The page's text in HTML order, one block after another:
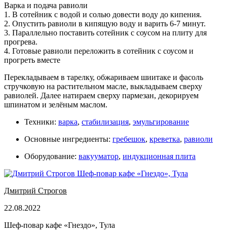
Варка и подача равиоли
1. В сотейник с водой и солью довести воду до кипения.
2. Опустить равиоли в кипящую воду и варить 6-7 минут.
3. Параллельно поставить сотейник с соусом на плиту для
прогрева.
4. Готовые равиоли переложить в сотейник с соусом и
прогреть вместе
Перекладываем в тарелку, обжариваем шиитаке и фасоль
стручковую на растительном масле, выкладываем сверху
равиолей. Далее натираем сверху пармезан, декорируем
шпинатом и зелёным маслом.
Техники: варка, стабилизация, эмульгирование
Основные ингредиенты: гребешок, креветка, равиоли
Оборудование: вакууматор, индукционная плита
Дмитрий Строгов
22.08.2022
Шеф-повар кафе «Гнездо», Тула